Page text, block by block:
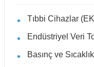
Tıbbi Cihazlar
Endüstriyel Veri
Basınç ve